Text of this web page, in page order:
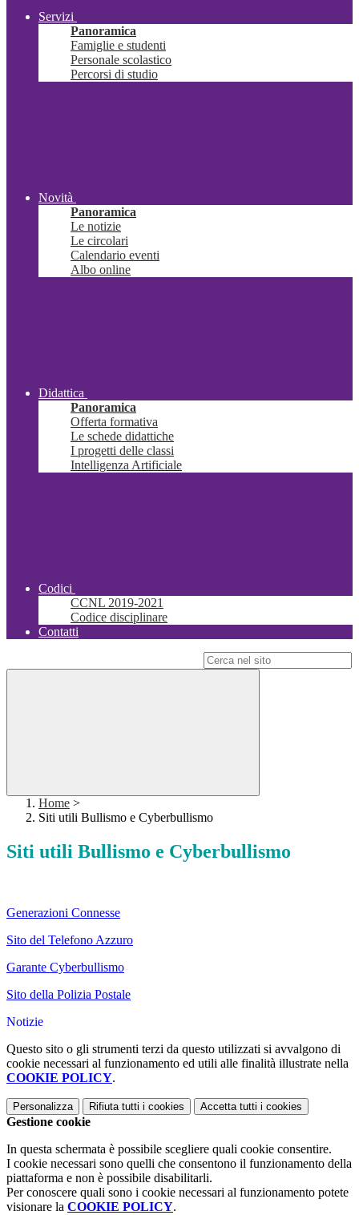
Servizi
Panoramica
Famiglie e studenti
Personale scolastico
Percorsi di studio
Novità
Panoramica
Le notizie
Le circolari
Calendario eventi
Albo online
Didattica
Panoramica
Offerta formativa
Le schede didattiche
I progetti delle classi
Intelligenza Artificiale
Codici
CCNL 2019-2021
Codice disciplinare
Contatti
Home >
Siti utili Bullismo e Cyberbullismo
Siti utili Bullismo e Cyberbullismo
Generazioni Connesse
Sito del Telefono Azzuro
Garante Cyberbullismo
Sito della Polizia Postale
Notizie
Questo sito o gli strumenti terzi da questo utilizzati si avvalgono di
cookie necessari al funzionamento ed utili alle finalità illustrate nella
COOKIE POLICY.
Personalizza Rifiuta tutti i cookies Accetta tutti i cookies
Gestione cookie
In questa schermata è possibile scegliere quali cookie consentire.
I cookie necessari sono quelli che consentono il funzionamento della
piattaforma e non è possibile disabilitarli.
Per conoscere quali sono i cookie necessari al funzionamento potete
visionare la COOKIE POLICY.